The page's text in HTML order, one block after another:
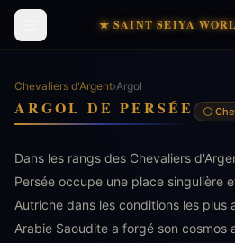
★ SAINT SEIYA
Chevaliers d'Argent›Argol
ARGOL DE PERSÉE ⚪
Dans les rangs des Chevaliers
Persée occupe une place singulière
Autriche dans les conditions les plus
Arabie Saoudite a forgé son cosmos